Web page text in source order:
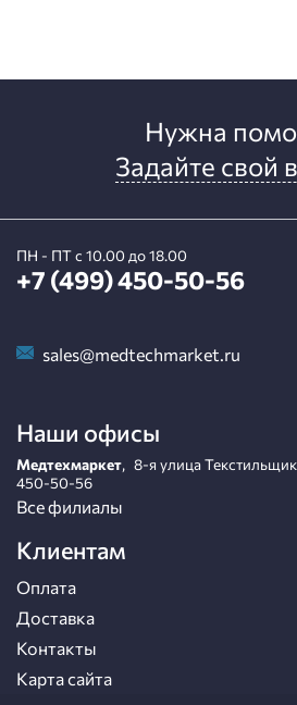
Нужна
Задайте свой
ПН - ПТ с 10.00 до 18.00
+7 (499) 450-50-56
sales@medtechmarket.ru
Наши офисы
Медтехмаркет, 8-я улица
450-50-56
Все филиалы
Клиентам
Оплата
Доставка
Контакты
Карта сайта